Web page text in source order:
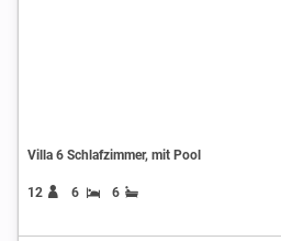
Villa 6 Schlafzimmer, mit Pool
12 6 6